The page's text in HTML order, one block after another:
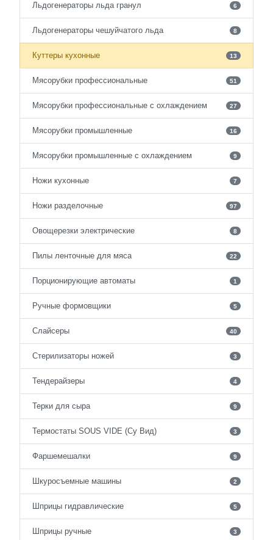
Льдогенераторы льда гранул 6
Льдогенераторы чешуйчатого льда 8
Куттеры кухонные 13
Мясорубки профессиональные 51
Мясорубки профессиональные с охлаждением 27
Мясорубки промышленные 16
Мясорубки промышленные с охлаждением 9
Ножи кухонные 7
Ножи разделочные 97
Овощерезки электрические 8
Пилы ленточные для мяса 22
Порционирующие автоматы 1
Ручные формовщики 5
Слайсеры 40
Стерилизаторы ножей 3
Тендерайзеры 4
Терки для сыра 9
Термостаты SOUS VIDE (Су Вид) 3
Фаршемешалки 9
Шкуросъемные машины 2
Шприцы гидравлические 5
Шприцы ручные 3